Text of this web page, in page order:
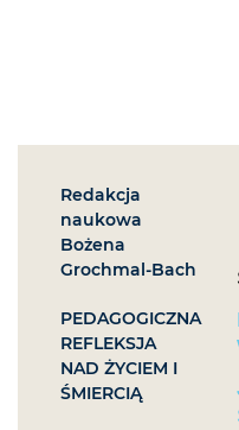
Redakcja
naukowa
Bożena
Grochmal-Bach
PEDAGOGICZNA
REFLEKSJA
NAD ŻYCIEM I
ŚMIERCIĄ